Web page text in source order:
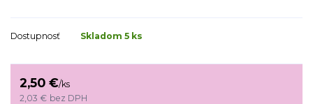
Dostupnosť Skladom 5 ks
2,50 €/ks
2,03 € bez DPH